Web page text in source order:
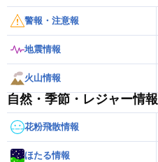
警報・注意報
地震情報
火山情報
自然・季節・レジャー情報
花粉飛散情報
ほたる情報